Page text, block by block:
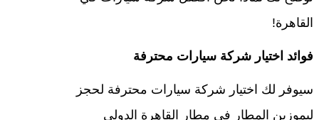
القاهرة!
فوائد اختيار شركة سيارات محترفة
سيوفر لك اختيار شركة سيارات محترفة لحجز
ليموزين المطار في مطار القاهرة الدولي